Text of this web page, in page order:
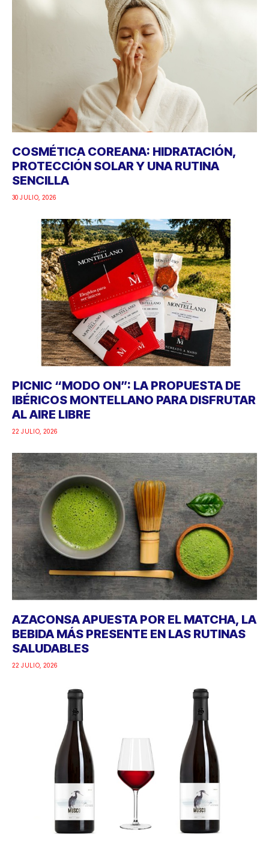
COSMÉTICA COREANA: HIDRATACIÓN,
PROTECCIÓN SOLAR Y UNA RUTINA
SENCILLA
30 JULIO, 2026
PICNIC “MODO ON”: LA PROPUESTA DE
IBÉRICOS MONTELLANO PARA DISFRUTAR
AL AIRE LIBRE
22 JULIO, 2026
AZACONSA APUESTA POR EL MATCHA, LA
BEBIDA MÁS PRESENTE EN LAS RUTINAS
SALUDABLES
22 JULIO, 2026